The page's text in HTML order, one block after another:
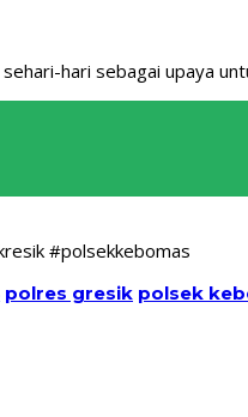
hari sebagai upaya
#polsekkebomas
polres gresik polsek